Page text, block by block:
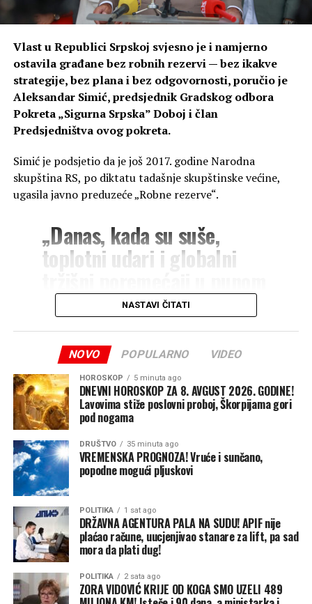
Dogovorena stopa je 6,375 odsto, što znači da će
Republika Srpska u narednih sedam godina za kamate
dati nepunih 16 miliona evra ili oko 31 milion maraka
godišnje.
To je ukupno više od 216 miliona maraka.
Da se ne zaboravi, Srpska se 26. marta na Londonskoj
berzi zadužila 500 miliona evra sa dospijećem u aprilu
2031. godine.
Ta sredstva iskorištena su za vraćanje glavnice kredita
u aprilu 2021. godine po kamatnoj stopi od 4,75 odsto.
Capital
Vlast u Republici Srpskoj svjesno je i namjerno
ostavila građane bez robnih rezervi — bez ikakve
strategije, bez plana i bez odgovornosti, poručio je
Aleksandar Simić, predsjednik Gradskog odbora
Pokreta „Sigurna Srpska” Doboj i član
Predsjedništva ovog pokreta.
Simić je podsjetio da je još 2017. godine Narodna
skupština RS, po diktatu tadašnje skupštinske većine,
ugasila javno preduzeće „Robne rezerve“.
„Danas, kada su suše,
toplotni udari i globalni
zamahu, nude nam samo
izgovore i prazne izjave. Ne
postoji robna rezerva. Ne
postoji sistemska zaštita.
Ne postoji odgovornost.
Postoji samo nesposobnost,
neodgovornost i političko
licemjerje“, naglasio je
Simić.
Dok poljoprivrednicima usjevi propadaju,
vlast objavljuje prazna saopštenja
On je ukazao na tešku situaciju u kojoj se nalaze domaći
NASTAVI ČITATI
NOVO POPULARNO VIDEO
HOROSKOP 5 minuta ago
DNEVNI HOROSKOP ZA 8. AVGUST 2026. GODINE!
Lavovima stiže poslovni proboj, Škorpijama gori
pod nogama
DRUŠTVO 35 minuta ago
VREMENSKA PROGNOZA! Vruće i sunčano,
popodne mogući pljuskovi
POLITIKA 1 sat ago
DRŽAVNA AGENTURA PALA NA SUDU! APIF nije
plaćao račune, uucjenjivao stanare za lift, pa sad
mora da plati dug!
POLITIKA 2 sata ago
ZORA VIDOVIĆ KRIJE OD KOGA SMO UZELI 489